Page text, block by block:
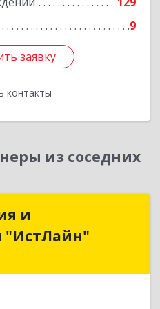
9
заявку
контакты
заявку
из соседних
и
"ИстЛайн"
Внедрения и
"ИстЛайн"